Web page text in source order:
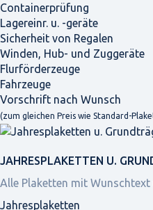
Containerprüfung
Lagereinr. u. -geräte
Sicherheit von Regalen
Winden, Hub- und Zuggeräte
Flurförderzeuge
Fahrzeuge
Vorschrift nach Wunsch
(zum gleichen Preis wie Standard-
JAHRES­PLAKETTEN U.
Alle Plaketten mit
Jahresplaketten